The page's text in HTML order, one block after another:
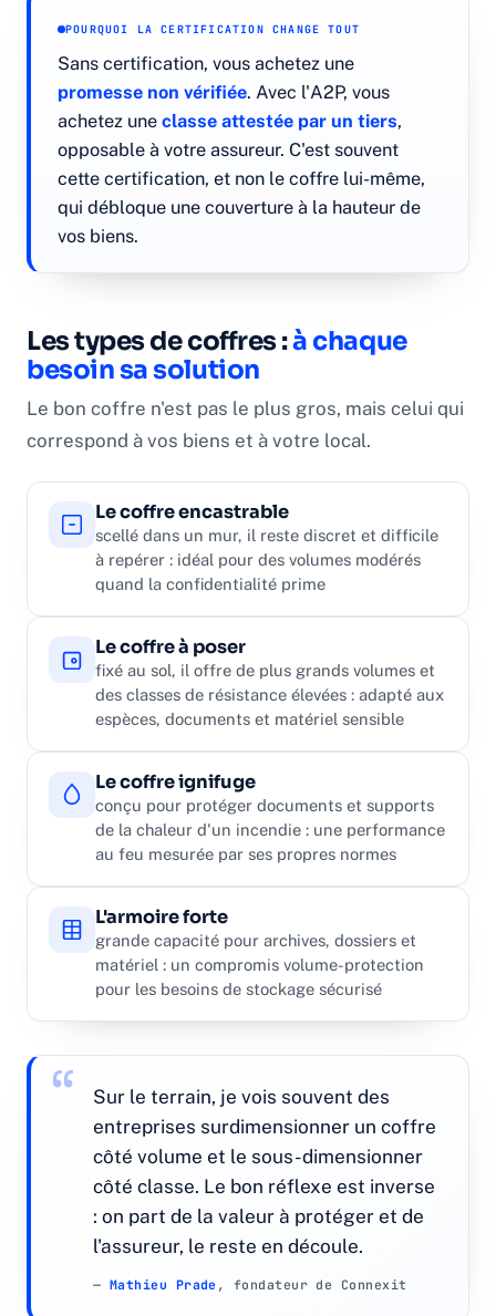
POURQUOI LA CERTIFICATION CHANGE TOUT
Sans certification, vous achetez une
promesse non vérifiée. Avec l'A2P, vous
achetez une classe attestée par un tiers,
opposable à votre assureur. C'est souvent
cette certification, et non le coffre lui-même,
qui débloque une couverture à la hauteur de
vos biens.
Les types de coffres :à chaque
besoin sa solution
Le bon coffre n'est pas le plus gros, mais celui qui
correspond à vos biens et à votre local.
Le coffre encastrable
scellé dans un mur, il reste discret et difficile
à repérer : idéal pour des volumes modérés
quand la confidentialité prime
Le coffre à poser
fixé au sol, il offre de plus grands volumes et
des classes de résistance élevées : adapté aux
espèces, documents et matériel sensible
Le coffre ignifuge
conçu pour protéger documents et supports
de la chaleur d'un incendie : une performance
au feu mesurée par ses propres normes
L'armoire forte
grande capacité pour archives, dossiers et
matériel : un compromis volume-protection
pour les besoins de stockage sécurisé
Sur le terrain, je vois souvent des
entreprises surdimensionner un coffre
côté volume et le sous-dimensionner
côté classe. Le bon réflexe est inverse
: on part de la valeur à protéger et de
l'assureur, le reste en découle.
— Mathieu Prade , fondateur de Connexit